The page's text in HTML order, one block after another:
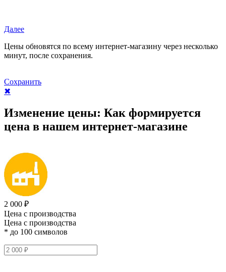
Далее
Цены обновятся по всему интернет-магазину через несколько
минут, после сохранения.
Сохранить
✖
Изменение цены: Как формируется
цена в нашем интернет-магазине
2 000 ₽
Цена с производства
Цена с производства
* до 100 символов